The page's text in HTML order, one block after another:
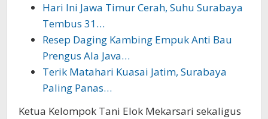
Hari Ini Jawa Timur Cerah, Suhu Surabaya
Tembus 31…
Resep Daging Kambing Empuk Anti Bau
Prengus Ala Java…
Terik Matahari Kuasai Jatim, Surabaya
Paling Panas…
Ketua Kelompok Tani Elok Mekarsari sekaligus